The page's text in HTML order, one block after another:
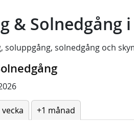
& Solnedgång
, soluppgång, solnedgång och
vecka
+1 månad